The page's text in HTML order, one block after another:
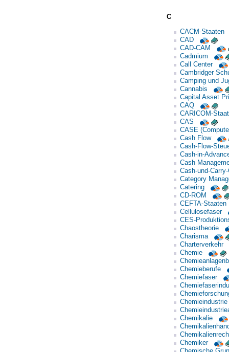
C
CACM-Staaten
CAD
CAD-CAM
Cadmium
Call Center
Cambridger
Camping und
Cannabis
Capital Asset
CAQ
CARICOM-
CAS
CASE
Cash Flow
Cash-Flow-
Cash-in-
Cash
Cash-und-
Category
Catering
CD-ROM
CEFTA-Staaten
Cellulosefaser
CES-
Chaostheorie
Charisma
Charterverkehr
Chemie
Chemieberufe
Chemiefaser
Chemieindustrie
Chemikalie
Chemiker
Chemische